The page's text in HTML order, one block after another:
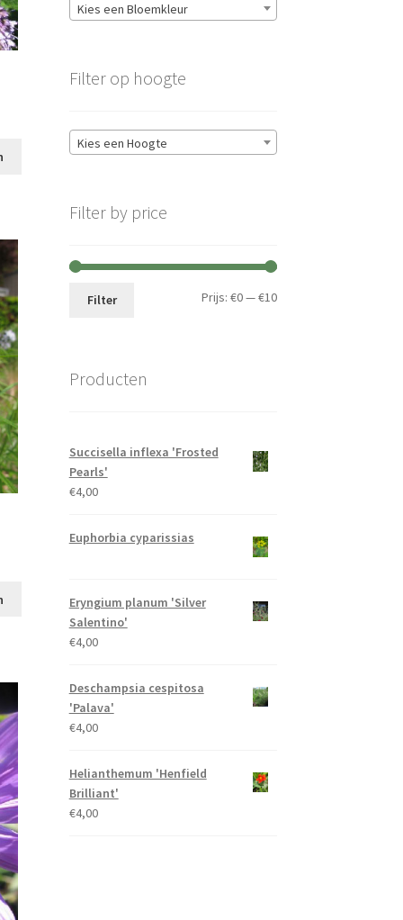
Kies een Bloemkleur
Filter op hoogte
Kies een Hoogte
Filter by price
Min.
Max.
Filter Prijs: €0—€10
Producten
Succisella inflexa 'Frosted
Pearls'
€4,00
Euphorbia cyparissias
Eryngium planum 'Silver
Salentino'
€4,00
Deschampsia cespitosa
'Palava'
€4,00
Helianthemum 'Henfield
Brilliant'
€4,00